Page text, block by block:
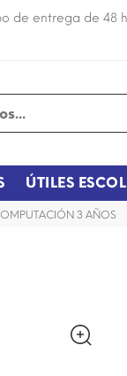
de entrega de 48
ÚTILES
3 AÑOS